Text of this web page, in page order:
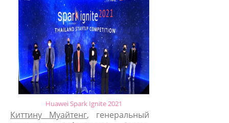
Huawei Spark Ignite 2021
Киттину Муайтенг, генеральный